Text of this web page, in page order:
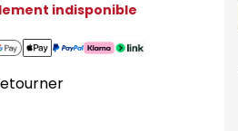
indisponible